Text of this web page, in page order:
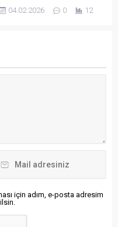
Cumhuriyet Merkez
gıda ve alkolsüz içeceklerde
04.02.2026 0 12
için adım, e-posta adresim